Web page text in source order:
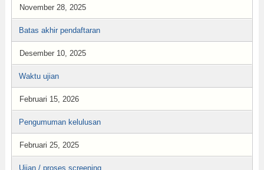
November 28, 2025
Batas akhir pendaftaran
Desember 10, 2025
Waktu ujian
Februari 15, 2026
Pengumuman kelulusan
Februari 25, 2025
Ujian / proses screening